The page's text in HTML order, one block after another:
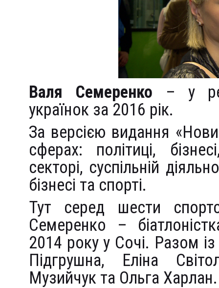
Валя Семеренко – у
українок за 2016 рік.
За версією видання
сферах: політиці,
секторі, суспільній
бізнесі та спорті.
Тут серед шести
Семеренко –
2014 року у Сочі. Разом
Підгрушна, Еліна
Музийчук та Ольга Харлан.